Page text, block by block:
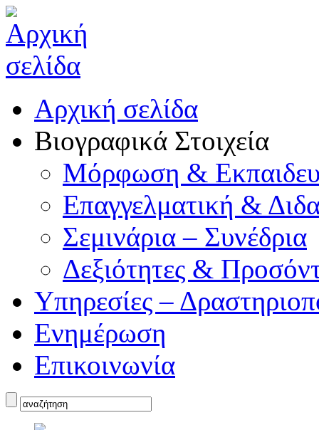
Αρχική σελίδα
Βιογραφικά Στοιχεία
Μόρφωση &
Επαγγελματική &
Σεμινάρια – Συνέδρια
Δεξιότητες &
Υπηρεσίες –
Ενημέρωση
Επικοινωνία